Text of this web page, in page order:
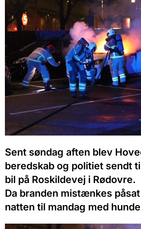
Sent søndag aften blev
beredskab og politiet sendt
bil på Roskildevej i Rødovre.
Da branden mistænkes
natten til mandag med